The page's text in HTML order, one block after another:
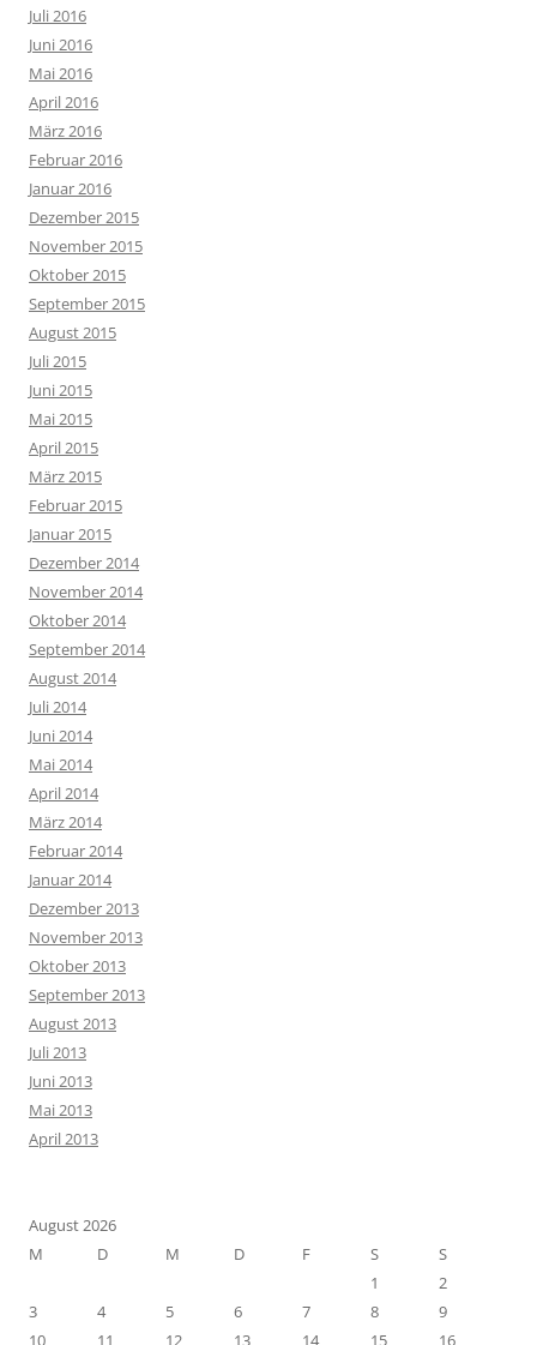
Juli 2016
Juni 2016
Mai 2016
April 2016
März 2016
Februar 2016
Januar 2016
Dezember 2015
November 2015
Oktober 2015
September 2015
August 2015
Juli 2015
Juni 2015
Mai 2015
April 2015
März 2015
Februar 2015
Januar 2015
Dezember 2014
November 2014
Oktober 2014
September 2014
August 2014
Juli 2014
Juni 2014
Mai 2014
April 2014
März 2014
Februar 2014
Januar 2014
Dezember 2013
November 2013
Oktober 2013
September 2013
August 2013
Juli 2013
Juni 2013
Mai 2013
April 2013
August 2026
M
D M D F S
S
1
2
3
4 5 6 7 8
9
10
11 12 13 14 15 16